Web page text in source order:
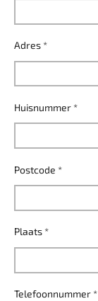
Adres *
Huisnummer *
Postcode *
Plaats *
Telefoonnummer *